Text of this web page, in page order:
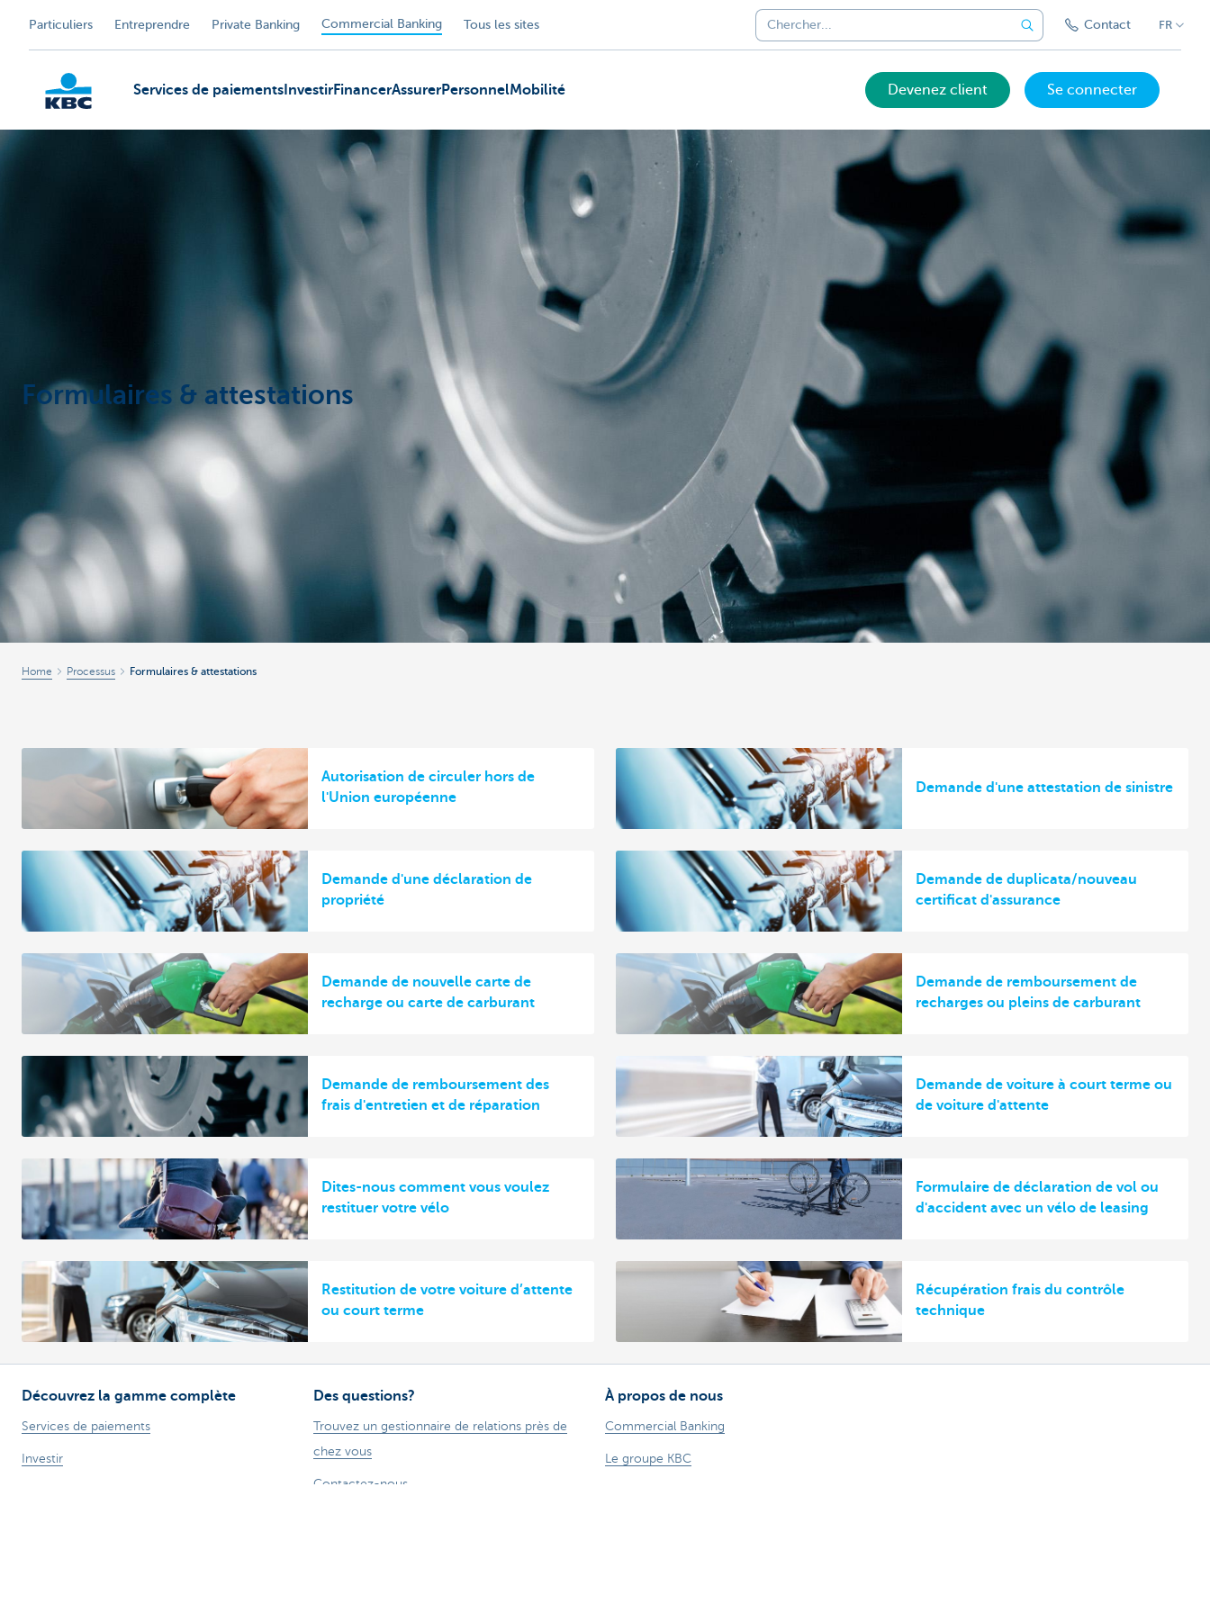
Particuliers Entreprendre Private Banking Commercial Banking Tous les sites Contact FR
Corporate
Services de paiements InvestirFinancerAssurerPersonnelMobilité Devenez client Se connecter
Formulaires & attestations
Home Processus Formulaires & attestations
Autorisation de circuler hors de
l'Union européenne
Demande d'une attestation de sinistre
Demande d'une déclaration de
propriété
Demande de duplicata/nouveau
certificat d'assurance
Demande de nouvelle carte de
recharge ou carte de carburant
Demande de remboursement de
recharges ou pleins de carburant
Demande de remboursement des
frais d'entretien et de réparation
Demande de voiture à court terme ou
de voiture d'attente
Dites-nous comment vous voulez
restituer votre vélo
Formulaire de déclaration de vol ou
d'accident avec un vélo de leasing
Restitution de votre voiture d’attente
ou court terme
Récupération frais du contrôle
technique
Découvrez la gamme complète
Services de paiements
Investir
Des questions?
Trouvez un gestionnaire de relations près de
chez vous
Contactez-nous
À propos de nous
Commercial Banking
Le groupe KBC